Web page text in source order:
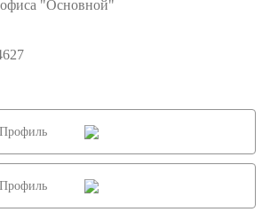
"Основной"
Профиль
Профиль